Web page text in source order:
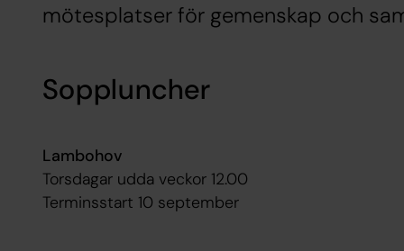
mötesplatser för gemenskap och
Soppluncher
Lambohov
Torsdagar udda veckor 12.00
Terminsstart 10 september